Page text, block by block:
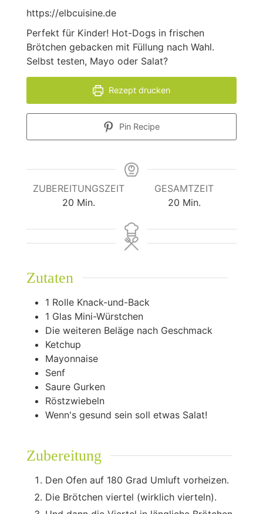
https://elbcuisine.de
Perfekt für Kinder! Hot-Dogs in frischen
Brötchen gebacken mit Füllung nach Wahl.
Selbst testen, Mayo oder Salat?
Rezept drucken
Pin Recipe
ZUBEREITUNGSZEIT
20 Minuten
Min.
GESAMTZEIT
20Minuten
Min.
Zutaten
1 Rolle Knack-und-Back
1 Glas Mini-Würstchen
Die weiteren Beläge nach Geschmack
Ketchup
Mayonnaise
Senf
Saure Gurken
Röstzwiebeln
Wenn's gesund sein soll etwas Salat!
Zubereitung
Den Ofen auf 180 Grad Umluft vorheizen.
Die Brötchen viertel (wirklich vierteln).